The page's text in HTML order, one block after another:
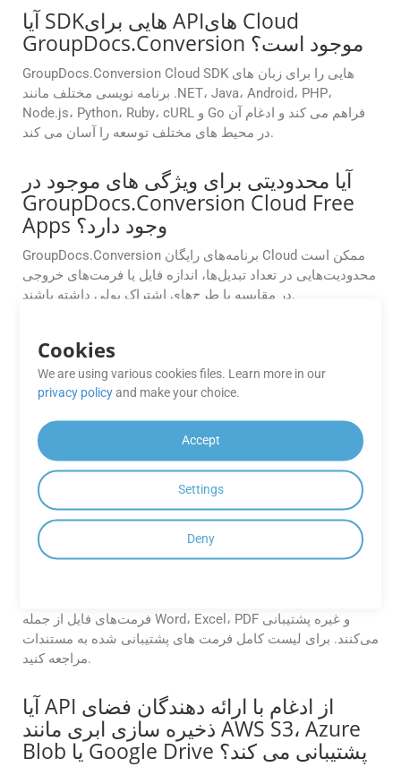
آیا SDKهایی برای APIهای Cloud
GroupDocs.Conversion موجود است؟
GroupDocs.Conversion Cloud SDK هایی را برای زبان های
برنامه نویسی مختلف مانند .NET، Java، Android، PHP،
Node.js، Python، Ruby، cURL و Go فراهم می کند و ادغام آن
در محیط های مختلف توسعه را آسان می کند.
آیا محدودیتی برای ویژگی های موجود در
GroupDocs.Conversion Cloud Free
Apps وجود دارد؟
GroupDocs.Conversion برنامه‌های رایگان Cloud ممکن است
محدودیت‌هایی در تعداد تبدیل‌ها، اندازه فایل یا فرمت‌های خروجی
در مقایسه با طرح‌های اشتراک پولی داشته باشند.
GroupDocs.Conversion Cloud چگونه
فایل‌های حجیم CF2 را در .NET در حین
تبدیل مدیریت می‌کند؟
GroupDocs.Conversion Cloud برای مدیریت روان فایل‌های
بزرگ ساخته شده است. چه با یک سند کوچک کار کنید و چه با
سندی با حجم چندین گیگابایت، API این نرم‌افزار تبدیل‌ها را سریع
و دقیق و بدون بروز مشکلات عملکردی انجام می‌دهد.
چه فرمت‌های فایلی توسط APIهای
GroupDocs.Conversion Cloud
پشتیبانی می‌شوند؟
فرمت‌های فایل از جمله Word، Excel، PDF و غیره پشتیبانی
می‌کنند. برای لیست کامل فرمت های پشتیبانی شده به مستندات
مراجعه کنید.
آیا API از ادغام با ارائه دهندگان فضای
ذخیره سازی ابری مانند AWS S3، Azure
Blob یا Google Drive پشتیبانی می کند؟
Cookies
We are using various cookies files. Learn more in our
privacy policyand make your choice.
Accept
Settings
Deny